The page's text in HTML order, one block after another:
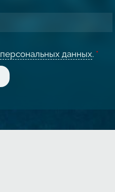
персональных данных. *